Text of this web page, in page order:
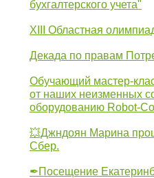
бухгалтерского учета"
XIII Областная
Декада по правам
Обучающий мастер-
от наших неизменных
оборудованию Robot-
💥Джндоян Марина
Сбер.
✒Посещение